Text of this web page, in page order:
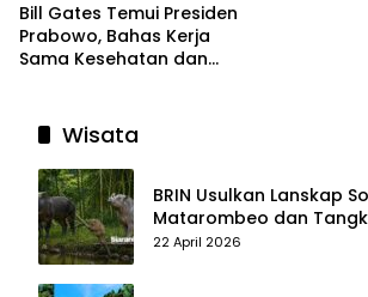
Bill Gates Temui Presiden
Prabowo, Bahas Kerja
Sama Kesehatan dan
Wisata
BRIN Usulkan Lanskap
Matarombeo dan
Mekongga di Sulawesi
22 April 2026